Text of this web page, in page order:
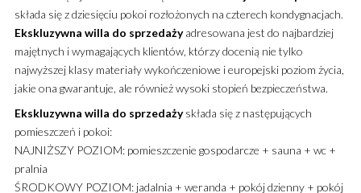
składa się z dziesięciu pokoi rozłożonych na czterech kondygnacjach.
Ekskluzywna willa do sprzedażyadresowana jest do najbardziej
majętnych i wymagających klientów, którzy docenią nie tylko
najwyższej klasy materiały wykończeniowe i europejski poziom życia,
jakie ona gwarantuje, ale również wysoki stopień bezpieczeństwa.
Ekskluzywna willa do sprzedażyskłada się z następujących
pomieszczeń i pokoi:
NAJNIŻSZY POZIOM: pomieszczenie gospodarcze + sauna + wc +
pralnia
ŚRODKOWY POZIOM: jadalnia + weranda + pokój dzienny + pokój